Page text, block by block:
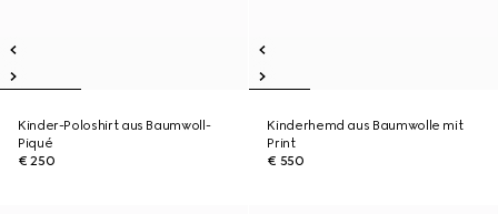
Kinder-Poloshirt aus Baumwoll-
Piqué
€ 250
Kinderhemd aus Baumwolle mit
Print
€ 550